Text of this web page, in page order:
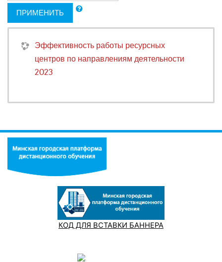
ПРИМЕНИТЬ
Эффективность работы ресурсных
центров по направлениям деятельности
2023
КОД ДЛЯ ВСТАВКИ БАННЕРА